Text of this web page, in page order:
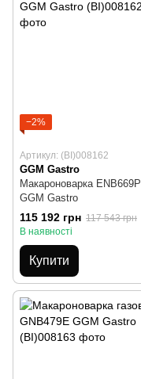
−2%
Артикул: (BI)008162
GGM Gastro
Макароноварка ENB669P
GGM Gastro
115 192 грн 117 543 грн
В наявності
Купити